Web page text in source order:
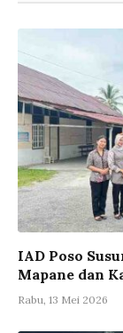
IAD Poso
Mapane dan
Rabu, 13 Mei 2026